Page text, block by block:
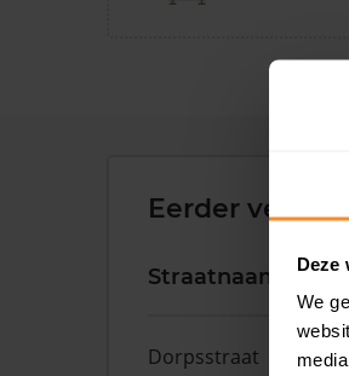
Deze
We
Eerder
Straatnaam
Dorpsstraat